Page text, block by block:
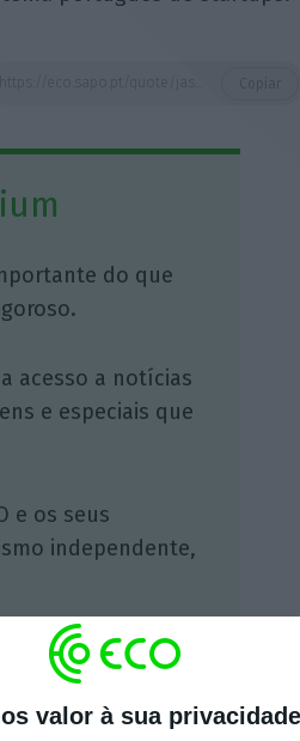
valor à sua privacidade
do que
acesso a notícias
e especiais que
e os seus
independente,